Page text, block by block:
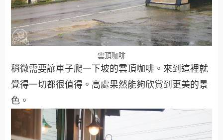
雲頂咖啡
稍微需要讓車子爬一下坡的雲頂咖啡。來到這裡就
覺得一切都很值得。高處果然能夠欣賞到更美的景
色。